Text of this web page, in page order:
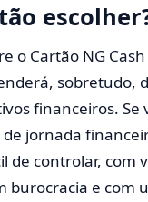
o Cartão NG
sobretudo,
financeiros. Se
jornada
de controlar, com
burocracia e com